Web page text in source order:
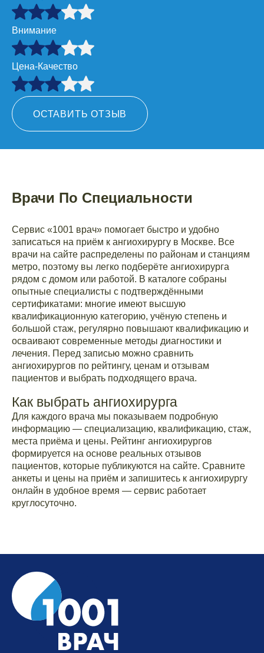
Внимание
Цена-Качество
ОСТАВИТЬ ОТЗЫВ
Врачи По Специальности
Сервис «1001 врач» помогает быстро и удобно
записаться на приём к ангиохирургу в Москве. Все
врачи на сайте распределены по районам и станциям
метро, поэтому вы легко подберёте ангиохирурга
рядом с домом или работой. В каталоге собраны
опытные специалисты с подтверждёнными
сертификатами: многие имеют высшую
квалификационную категорию, учёную степень и
большой стаж, регулярно повышают квалификацию и
осваивают современные методы диагностики и
лечения. Перед записью можно сравнить
ангиохирургов по рейтингу, ценам и отзывам
пациентов и выбрать подходящего врача.
Как выбрать ангиохирурга
Для каждого врача мы показываем подробную
информацию — специализацию, квалификацию, стаж,
места приёма и цены. Рейтинг ангиохирургов
формируется на основе реальных отзывов
пациентов, которые публикуются на сайте. Сравните
анкеты и цены на приём и запишитесь к ангиохирургу
онлайн в удобное время — сервис работает
круглосуточно.